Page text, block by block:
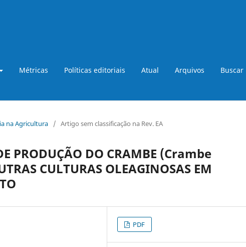
Métricas Políticas editoriais Atual Arquivos Buscar
na Agricultura / Artigo sem classificação na Rev. EA
PRODUÇÃO DO CRAMBE (Crambe
CULTURAS OLEAGINOSAS EM
PDF